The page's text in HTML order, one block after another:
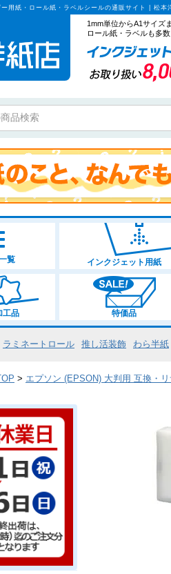
用紙・ロール紙・ラベルシールの通販サイト | 松本
1mm単位からA1サイズ
ロール紙・ラベルも多
覧 インクジェット用紙
工品 特価品
ラミネートロール 推し活装飾 わら半紙
エプソン (EPSON) 大判用 互換・